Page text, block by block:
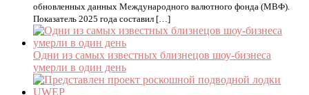
обновленных данных Международного валютного фонда (МВФ).
Показатель 2025 года составил […]
Одни из самых известных близнецов шоу-бизнеса
умерли в один день